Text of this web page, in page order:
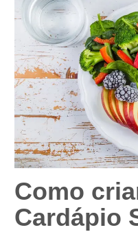
Como
Cardápio